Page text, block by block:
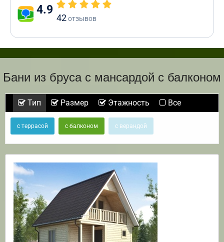
4.9
42отзывов
Бани из бруса с мансардой с балконом
Тип Размер Этажность Все
с террасой с балконом с верандой